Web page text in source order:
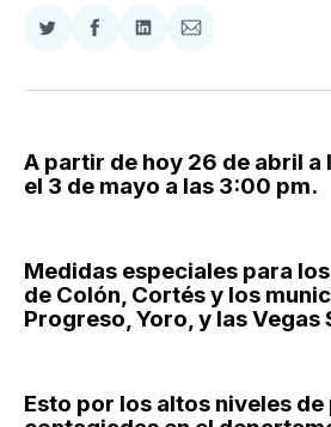
Compartir
Twitter
Compartir
Facebook
Compartir
LinkedIn
Compartir
Email
A partir de hoy 26 de abril a
el 3 de mayo a las 3:00 pm.
Medidas especiales para
de Colón, Cortés y los
Progreso, Yoro, y las Vegas
Esto por los altos niveles